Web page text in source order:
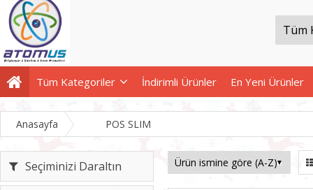
Tüm Kategoriler İndirimli Ürünler En Yeni Ürünler
Anasayfa POS SLIM
Seçiminizi Daraltın